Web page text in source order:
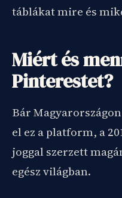
táblákat mire és
Miért és
Pinterestet?
Bár
el ez a platform, a
joggal szerzett
egész világban.